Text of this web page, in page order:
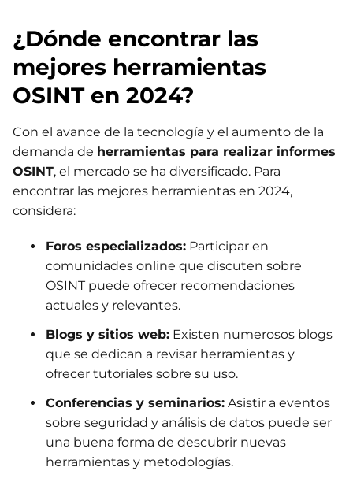
¿Dónde encontrar las
mejores herramientas
OSINT en 2024?
Con el avance de la tecnología y el aumento de la
demanda de herramientas para realizar informes
OSINT, el mercado se ha diversificado. Para
encontrar las mejores herramientas en 2024,
considera:
Foros especializados: Participar en
comunidades online que discuten sobre
OSINT puede ofrecer recomendaciones
actuales y relevantes.
Blogs y sitios web: Existen numerosos blogs
que se dedican a revisar herramientas y
ofrecer tutoriales sobre su uso.
Conferencias y seminarios: Asistir a eventos
sobre seguridad y análisis de datos puede ser
una buena forma de descubrir nuevas
herramientas y metodologías.